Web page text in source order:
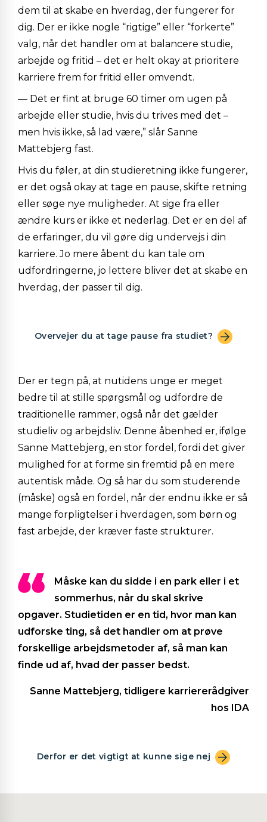
dem til at skabe en hverdag, der fungerer for
dig. Der er ikke nogle “rigtige” eller “forkerte”
valg, når det handler om at balancere studie,
arbejde og fritid – det er helt okay at prioritere
karriere frem for fritid eller omvendt.
— Det er fint at bruge 60 timer om ugen på
arbejde eller studie, hvis du trives med det –
men hvis ikke, så lad være,” slår Sanne
Mattebjerg fast.
Hvis du føler, at din studieretning ikke fungerer,
er det også okay at tage en pause, skifte retning
eller søge nye muligheder. At sige fra eller
ændre kurs er ikke et nederlag. Det er en del af
de erfaringer, du vil gøre dig undervejs i din
karriere. Jo mere åbent du kan tale om
udfordringerne, jo lettere bliver det at skabe en
hverdag, der passer til dig.
Overvejer du at tage pause fra studiet?
Der er tegn på, at nutidens unge er meget
bedre til at stille spørgsmål og udfordre de
traditionelle rammer, også når det gælder
studieliv og arbejdsliv. Denne åbenhed er, ifølge
Sanne Mattebjerg, en stor fordel, fordi det giver
mulighed for at forme sin fremtid på en mere
autentisk måde. Og så har du som studerende
(måske) også en fordel, når der endnu ikke er så
mange forpligtelser i hverdagen, som børn og
fast arbejde, der kræver faste strukturer.
Måske kan du sidde i en park eller i et
sommerhus, når du skal skrive
opgaver. Studietiden er en tid, hvor man kan
udforske ting, så det handler om at prøve
forskellige arbejdsmetoder af, så man kan
finde ud af, hvad der passer bedst.
Sanne Mattebjerg, tidligere karriererådgiver
hos IDA
Derfor er det vigtigt at kunne sige nej